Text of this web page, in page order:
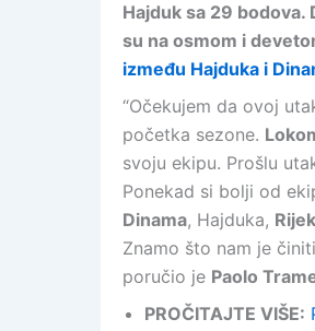
Hajduk sa 29 bodova.
su na osmom i
između Hajduka i
“Očekujem da ovoj
početka sezone.
svoju ekipu. Prošlu
Ponekad si bolji od
Dinama, Hajduka,
Znamo što nam je
poručio je Paolo
PROČITAJTE VIŠE: